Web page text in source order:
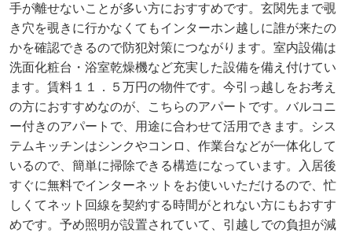
手が離せないことが多い方におすすめです。玄関先まで覗
き穴を覗きに行かなくてもインターホン越しに誰が来たの
かを確認できるので防犯対策につながります。室内設備は
洗面化粧台・浴室乾燥機など充実した設備を備え付けてい
ます。賃料１１．５万円の物件です。今引っ越しをお考え
の方におすすめなのが、こちらのアパートです。バルコニ
ー付きのアパートで、用途に合わせて活用できます。シス
テムキッチンはシンクやコンロ、作業台などが一体化して
いるので、簡単に掃除できる構造になっています。入居後
すぐに無料でインターネットをお使いいただけるので、忙
しくてネット回線を契約する時間がとれない方にもおすす
めです。予め照明が設置されていて、引越しでの負担が減